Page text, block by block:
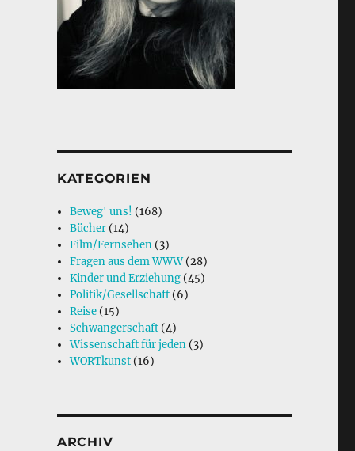
KATEGORIEN
Beweg' uns! (168)
Bücher (14)
Film/Fernsehen (3)
Fragen aus dem WWW(28)
Kinder und Erziehung (45)
Politik/Gesellschaft (6)
Reise (15)
Schwangerschaft (4)
Wissenschaft für jeden (3)
WORTkunst (16)
ARCHIV